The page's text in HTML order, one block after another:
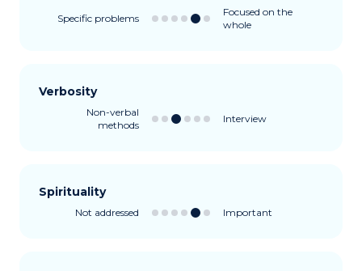
Specific problems
Focused on the
whole
Verbosity
Non-verbal
methods
Interview
Spirituality
Not addressed Important